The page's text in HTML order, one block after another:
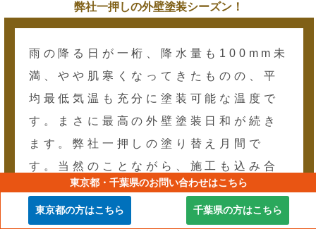
弊社一押しの外壁塗装シーズン！
雨の降る日が一桁、降水量も100mm未
満、やや肌寒くなってきたものの、平
均最低気温も充分に塗装可能な温度で
す。まさに最高の外壁塗装日和が続き
ます。弊社一押しの塗り替え月間で
す。当然のことながら、施工も込み合
いますので、ご希望の時期に着工した
い場合は早めのお問い合わせ（1ヶ月位
東京都・千葉県のお問い合わせはこちら
東京都の方はこちら 千葉県の方はこちら